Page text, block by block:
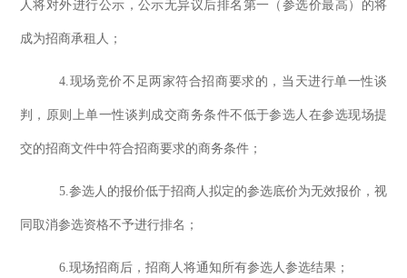
人将对外进行公示，公示无异议后排名第一（ 参选价最高）的将
成为招商承租 人 ；
4.现场竞价不足两家符合招商要求的， 当天进行单一性谈
判，原则上单一性谈判成交商务条件不低于参选人在参选现场提
交的招商文件中符合招商要求的商务条件 ；
5.参选人的报价低于招商人拟定的参选底价为无效报价，视
同取消参选资格不予进行排名 ；
6.现场招商后， 招商人将通知所有参选人参选结果 ；